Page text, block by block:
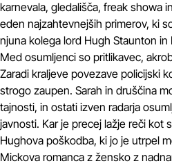
karnevala, gledališča, freak showa
eden najzahtevnejših primerov, ki
njuna kolega lord Hugh Staunton in
Med osumljenci so pritlikavec,
Zaradi kraljeve povezave policijski
strogo zaupen. Sarah in druščina
tajnosti, in ostati izven radarja
javnosti. Kar je precej lažje reči kot
Hughova poškodba, ki jo je utrpel
Mickova romanca z žensko z